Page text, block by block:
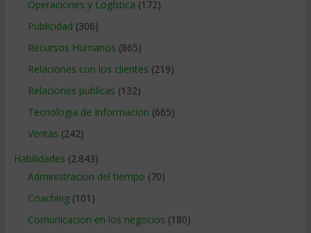
Operaciones y Logística (172)
Publicidad (306)
Recursos Humanos (865)
Relaciones con los clientes (219)
Relaciones publicas (132)
Tecnologia de Informacion (665)
Ventas (242)
Habilidades (2.843)
Administracion del tiempo (70)
Coaching(101)
Comunicacion en los negocios (180)